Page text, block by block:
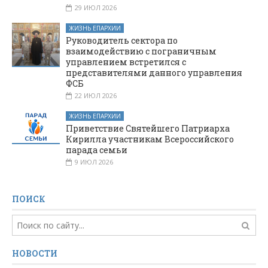
29 ИЮЛ 2026
ЖИЗНЬ ЕПАРХИИ
Руководитель сектора по
взаимодействию с пограничным
управлением встретился с
представителями данного управления
ФСБ
22 ИЮЛ 2026
ЖИЗНЬ ЕПАРХИИ
Приветствие Святейшего Патриарха
Кирилла участникам Всероссийского
парада семьи
9 ИЮЛ 2026
ПОИСК
НОВОСТИ